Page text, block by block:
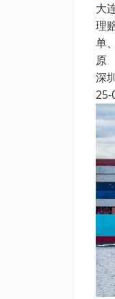
大
理
单
原
深
25-